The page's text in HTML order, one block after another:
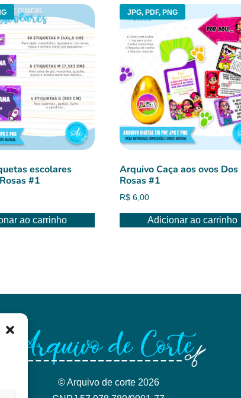
escolares
#1
ao carrinho
JPG, PDF, PNG
Arquivo Caça aos ovos Dos
Rosas #1
R$6,00
Adicionar ao carrinho
© Arquivo de corte 2026